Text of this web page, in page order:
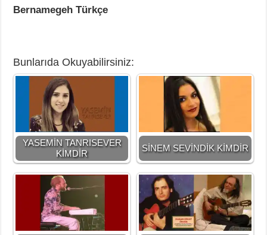
Bernamegeh Türkçe
Bunlarıda Okuyabilirsiniz:
YASEMİN TANRISEVER
KİMDİR
SİNEM SEVİNDİK KİMDİR